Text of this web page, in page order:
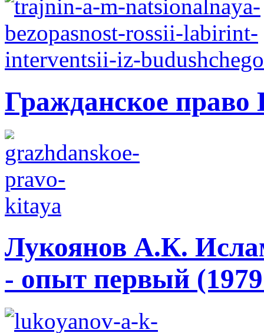
Гражданское право
Лукоянов А.К.
- опыт первый